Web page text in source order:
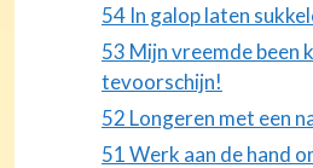
54 In galop laten
53 Mijn vreemde been
tevoorschijn!
52 Longeren met een
51 Werk aan de hand